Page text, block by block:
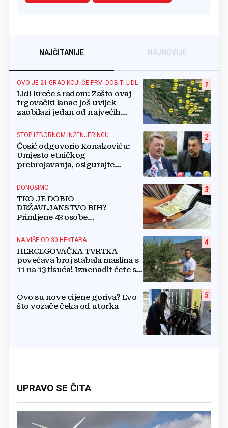
NAJČITANIJE NAJNOVIJE
1
OVO JE 21 GRAD KOJI ĆE PRVI DOBITI LIDL
Lidl kreće s radom: Zašto ovaj
trgovački lanac još uvijek
zaobilazi jedan od najvećih
2
STOP IZBORNOM INŽENJERINGU
Ćosić odgovorio Konakoviću:
Umjesto etničkog
prebrojavanja, osigurajte
3
DONOSIMO
TKO JE DOBIO
DRŽAVLJANSTVO BIH?
Primljene 43 osobe...
4
NA VIŠE OD 30 HEKTARA
HERCEGOVAČKA TVRTKA
povećava broj stabala maslina s
11 na 13 tisuća! Iznenadit ćete se
5
Ovo su nove cijene goriva? Evo
što vozače čeka od utorka
UPRAVO SE ČITA